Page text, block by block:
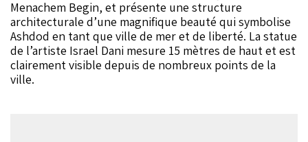
Menachem Begin, et présente une structure
architecturale d’une magnifique beauté qui symbolise
Ashdod en tant que ville de mer et de liberté. La statue
de l’artiste Israel Dani mesure 15 mètres de haut et est
clairement visible depuis de nombreux points de la
ville.